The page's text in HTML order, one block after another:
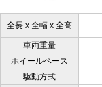
全長 x 全幅 x 全高
車両重量
ホイールベース
駆動方式